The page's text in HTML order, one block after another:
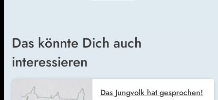
Das könnte Dich auch
interessieren
Das Jungvolk hat gesprochen!